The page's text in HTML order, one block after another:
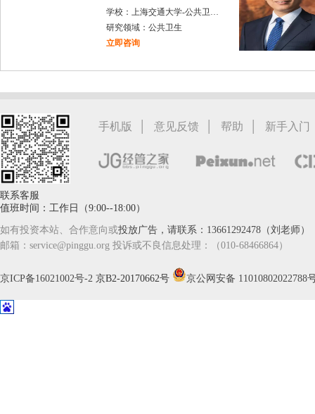
学校： 上海交通大学-公共卫生学院
研究领域： 公共卫生
立即咨询
立即咨询
手机版 | 意见反馈 | 帮助 | 新手入门
联系客服
值班时间：工作日（9:00--18:00）
如有投资本站、合作意向或投放广告，请联系：13661292478（刘老师）
邮箱：service@pinggu.org 投诉或不良信息处理：（010-68466864）
京ICP备16021002号-2 京B2-20170662号 京公网安备 11010802022788